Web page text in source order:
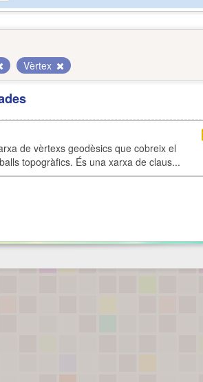
Vèrtex
de vèrtexs geodèsics que cobreix el
topogràfics. És una xarxa de claus...